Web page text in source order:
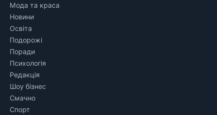
Мода та краса
Новини
Освіта
Подорожі
Поради
Психологія
Редакція
Шоу бізнес
Смачно
Спорт